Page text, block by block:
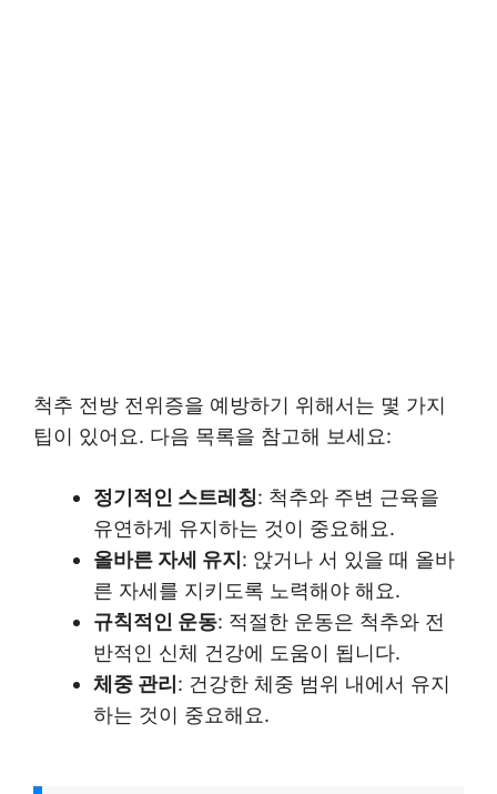
척추 전방 전위증을 예방하기 위해서는 몇 가지
팁이 있어요. 다음 목록을 참고해 보세요:
정기적인 스트레칭: 척추와 주변 근육을
유연하게 유지하는 것이 중요해요.
올바른 자세 유지 : 앉거나 서 있을 때 올바
른 자세를 지키도록 노력해야 해요.
규칙적인 운동: 적절한 운동은 척추와 전
반적인 신체 건강에 도움이 됩니다.
체중 관리 : 건강한 체중 범위 내에서 유지
하는 것이 중요해요.